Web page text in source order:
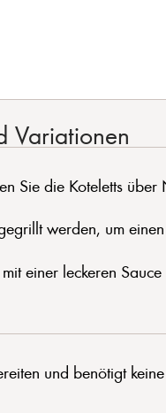
Variationen
Sie die Koteletts
werden, um
einer leckeren
und benötigt